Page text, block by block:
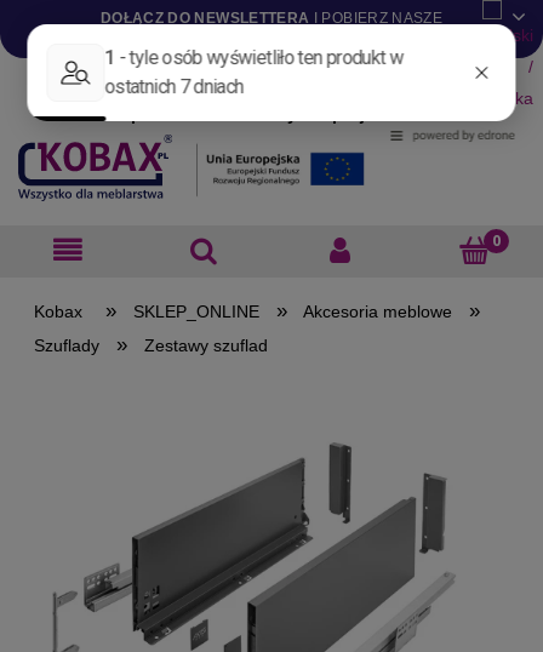
DOŁĄCZ DO NEWSLETTERA I POBIERZ NASZE
Aktualności Nowości
Blog
Pliki do pobrania
» SKLEP_ONLINE » Akcesoria meblowe »
Szuflady » Zestawy szuflad